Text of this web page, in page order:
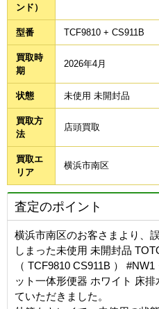
ンド）
型番 TCF9810 + CS911B
買取時
期
2026年4月
状態 未使用 未開封品
買取方
法
店頭買取
買取エ
リア
横浜市南区
査定のポイント
横浜市南区のお客さまより、
しまった未使用 未開封品
（ TCF9810 CS911B ）
ット一体形便器 ホワイト 床
ていただきました。